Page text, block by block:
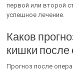
первой или второй
успешное лечение.
Каков
кишки после
Прогноз после